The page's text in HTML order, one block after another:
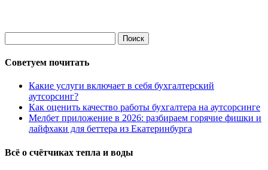
Советуем почитать
Какие услуги включает в себя бухгалтерский
аутсорсинг?
Как оценить качество работы бухгалтера на аутсорсинге
Мелбет приложение в 2026: разбираем горячие фишки и
лайфхаки для беттера из Екатеринбурга
Всё о счётчиках тепла и воды